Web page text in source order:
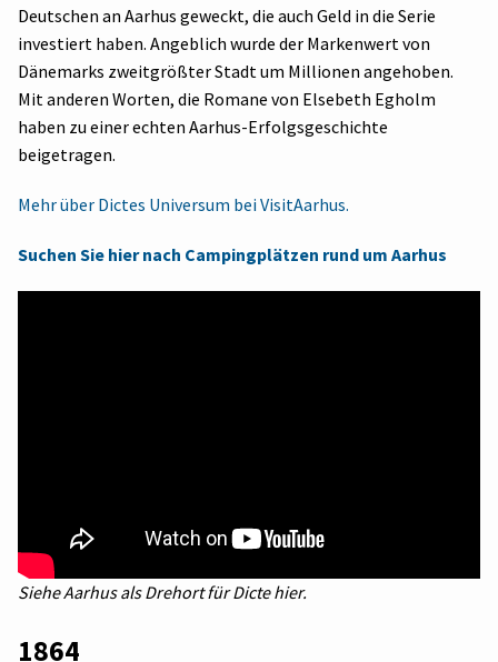
Deutschen an Aarhus geweckt, die auch Geld in die Serie
investiert haben. Angeblich wurde der Markenwert von
Dänemarks zweitgrößter Stadt um Millionen angehoben.
Mit anderen Worten, die Romane von Elsebeth Egholm
haben zu einer echten Aarhus-Erfolgsgeschichte
beigetragen.
Mehr über Dictes Universum bei VisitAarhus.
Suchen Sie hier nach Campingplätzen rund um Aarhus
Siehe Aarhus als Drehort für Dicte hier.
1864